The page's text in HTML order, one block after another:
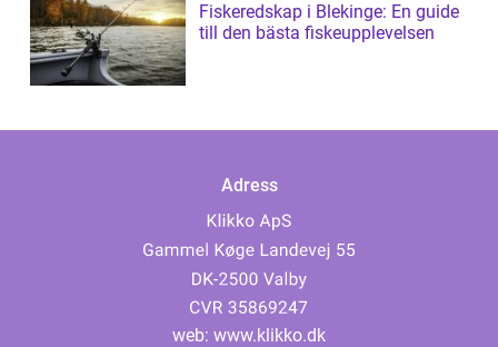
Fiskeredskap i Blekinge: En guide
till den bästa fiskeupplevelsen
Adress
web: www.klikko.dk